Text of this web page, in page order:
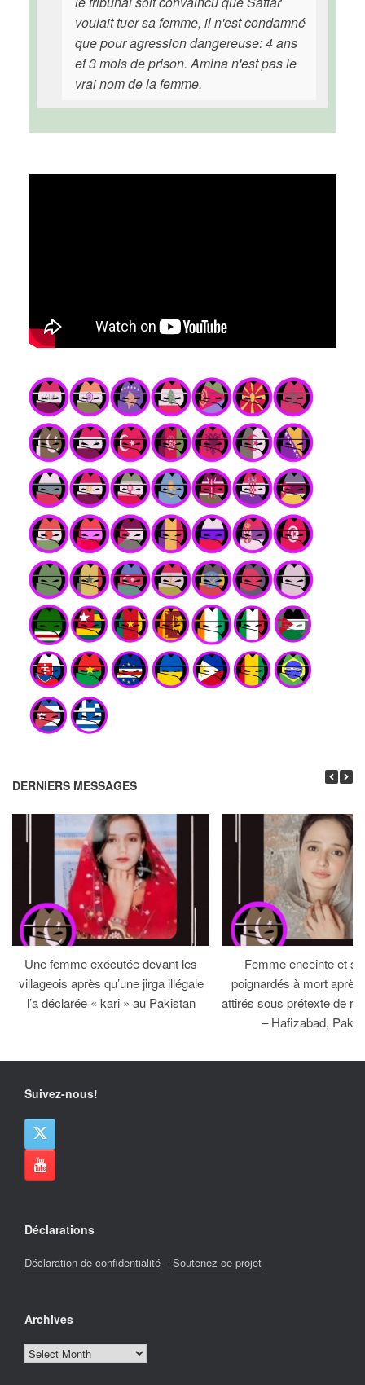
voulait tuer sa femme, il n'est condamné
que pour agression dangereuse: 4 ans
et 3 mois de prison. Amina n'est pas le
vrai nom de la femme.
DERNIERS MESSAGES
Une femme exécutée devant les
villageois après qu’une jirga illégale
l’a déclarée « kari » au Pakistan
Femme enceinte et
poignardés à mort après
attirés sous prétexte de
– Hafizabad,
Suivez-nous!
Déclarations
Déclaration de confidentialité –Soutenez ce projet
Archives
Archives